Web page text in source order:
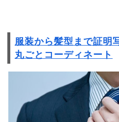
服装から髪型まで証明
丸ごとコーディネート